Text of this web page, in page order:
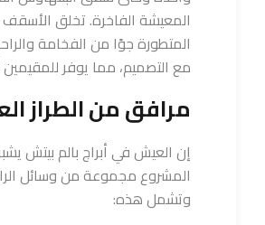
المعيشة الفاخرة. تخلق الأسقف
المتطورة جوًا من الفخامة
مع التصميم، مما يوفر
مرافق من الطراز
إن العيش في أبراج بالم بيتش
المشروع مجموعة من وسائل
وتشمل هذه: